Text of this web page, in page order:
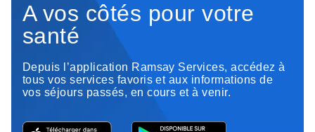
A vos côtés pour votre
santé
Depuis l’application Ramsay Services, accédez à
tous vos services favoris et aux informations de
vos séjours passés, en cours et à venir.